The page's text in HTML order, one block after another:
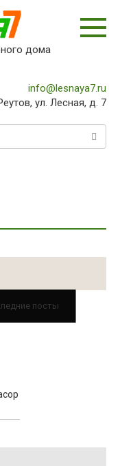
дома
info@lesnaya7.ru
ул. Лесная, д. 7
посты